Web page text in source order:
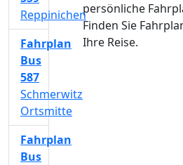
persönliche
Finden Sie
Ihre Reise.
Reppinichen
Fahrplan
Bus
587
Schmerwitz
Ortsmitte
Fahrplan
Bus